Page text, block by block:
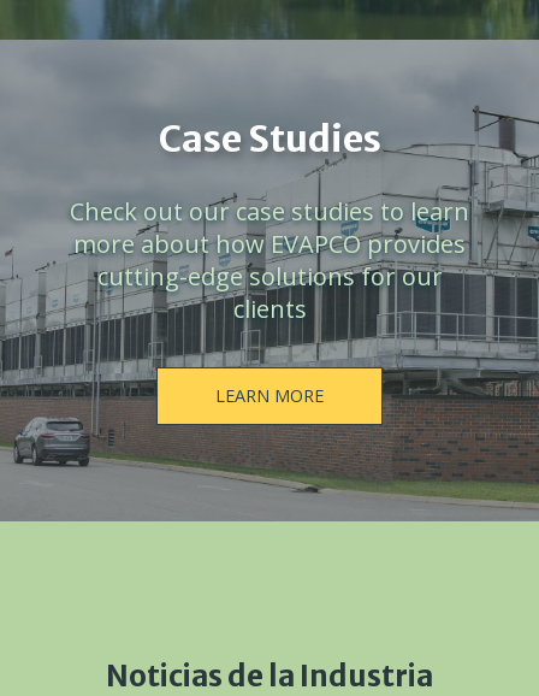
Case Studies
Check out our case studies to learn
more about how EVAPCO provides
cutting-edge solutions for our
clients
LEARN MORE
Noticias de la Industria